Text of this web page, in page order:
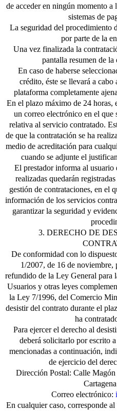
de acceder en ningún momento a
sistemas de
La seguridad del procedimiento
por parte de la
Una vez finalizada la
pantalla resumen de
En caso de haberse
crédito, éste se llevará a
plataforma completamente
En el plazo máximo de 24 horas,
un correo electrónico en el que
relativa al servicio contratado.
de que la contratación se ha
medio de acreditación para
cuando se adjunte el
El prestador informa al usuario
realizadas quedarán
gestión de contrataciones, en el
información de los servicios
garantizar la seguridad y
3. DERECHO DE
De conformidad con lo
1/2007, de 16 de noviembre,
refundido de la Ley General para
Usuarios y otras leyes
la Ley 7/1996, del Comercio
desistir del contrato durante el
ha
Para ejercer el derecho al
deberá solicitarlo por escrito
mencionadas a continuación,
de ejercicio del
Dirección Postal: Calle
Correo electrónico:
En cualquier caso, corresponde